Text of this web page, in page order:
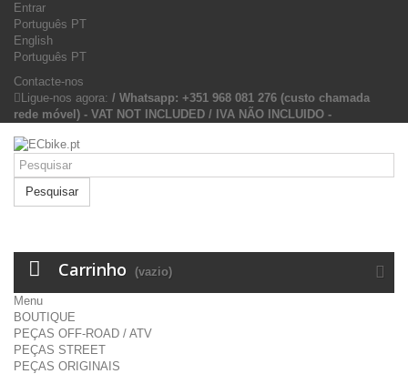
Entrar
Português PT
English
Português PT
Contacte-nos
Ligue-nos agora: / Whatsapp: +351 968 081 276 (custo chamada
rede móvel) - VAT NOT INCLUDED / IVA NÃO INCLUIDO -
Pesquisar
Carrinho (vazio)
Menu
BOUTIQUE
PEÇAS OFF-ROAD / ATV
PEÇAS STREET
PEÇAS ORIGINAIS